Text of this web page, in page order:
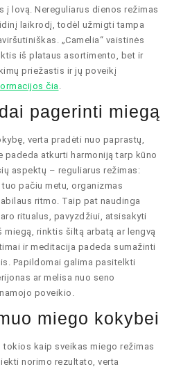
į lovą. Nereguliarus dienos režimas
laikrodį, todėl užmigti tampa
„Camelia“ vaistinės
iš plataus asortimento, bet ir
priežastis ir jų poveikį
čia.
pagerinti miegą
verta pradėti nuo paprastų,
padeda atkurti harmoniją tarp kūno
aspektų – reguliarus režimas:
pačiu metu, organizmas
ritmo. Taip pat naudinga
ritualus, pavyzdžiui, atsisakyti
miegą, rinktis šiltą arbatą ar lengvą
ir meditacija padeda sumažinti
Papildomai galima pasitelkti
ar melisa nuo seno
poveikio.
miego kokybei
tokios kaip sveikas miego režimas
norimo rezultato, verta